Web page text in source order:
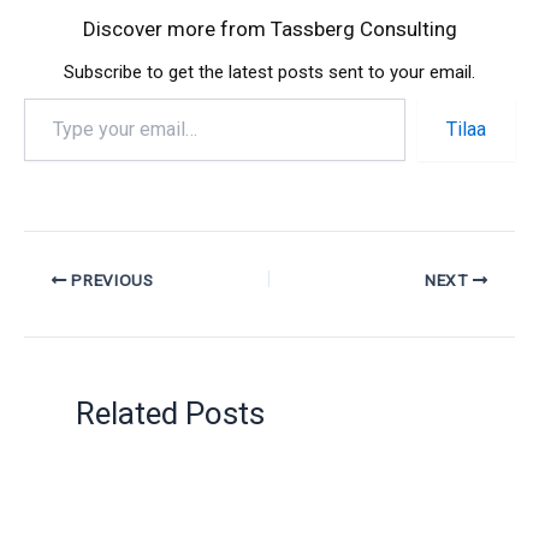
Discover more from Tassberg Consulting
Subscribe to get the latest posts sent to your email.
Tilaa
PREVIOUS NEXT
Related Posts